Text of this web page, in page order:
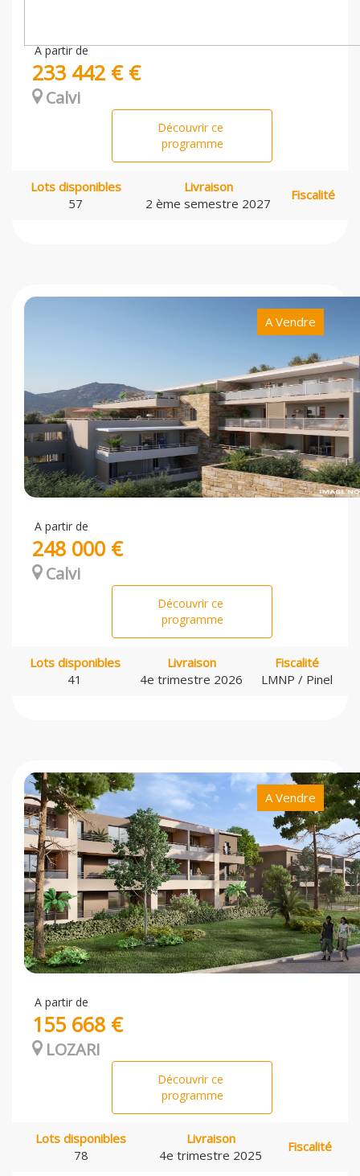
A partir de
233 442 € €
Calvi
Découvrir ce
programme
Lots disponibles
57
Livraison
2 ème semestre 2027
Fiscalité
A Vendre
A partir de
248 000 €
Calvi
Découvrir ce
programme
Lots disponibles
41
Livraison
4e trimestre 2026
Fiscalité
LMNP / Pinel
A Vendre
A partir de
155 668 €
LOZARI
Découvrir ce
programme
Lots disponibles
78
Livraison
4e trimestre 2025
Fiscalité